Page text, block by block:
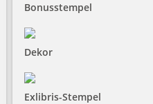
Bonusstempel
Dekor
Exlibris-Stempel